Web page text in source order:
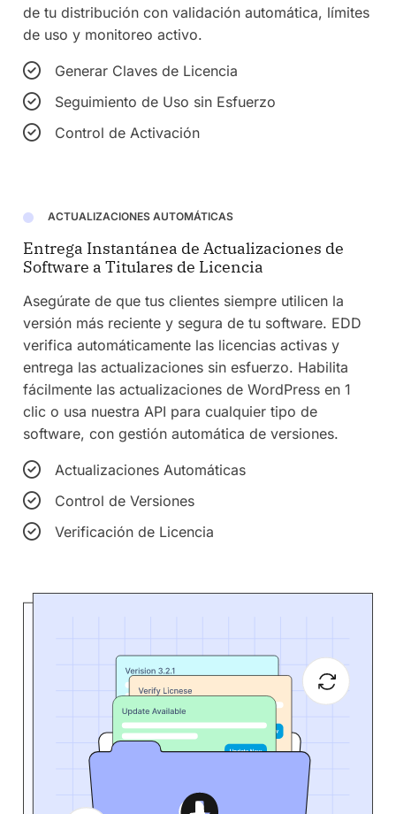
de tu distribución con validación automática, límites
de uso y monitoreo activo.
Generar Claves de Licencia
Seguimiento de Uso sin Esfuerzo
Control de Activación
ACTUALIZACIONES AUTOMÁTICAS
Entrega Instantánea de Actualizaciones de
Software a Titulares de Licencia
Asegúrate de que tus clientes siempre utilicen la
versión más reciente y segura de tu software. EDD
verifica automáticamente las licencias activas y
entrega las actualizaciones sin esfuerzo. Habilita
fácilmente las actualizaciones de WordPress en 1
clic o usa nuestra API para cualquier tipo de
software, con gestión automática de versiones.
Actualizaciones Automáticas
Control de Versiones
Verificación de Licencia